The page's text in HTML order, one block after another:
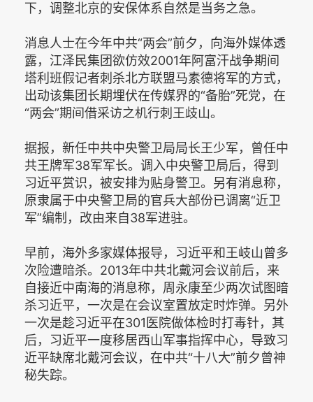
下，调整北京的安保体系自然是当务之急。
消息人士在今年中共“两会”前夕，向海外媒体透
露，江泽民集团欲仿效2001年阿富汗战争期间
塔利班假记者刺杀北方联盟马素德将军的方式，
出动该集团长期埋伏在传媒界的“备胎”死党，在
“两会”期间借采访之机行刺王歧山。
据报，新任中共中央警卫局局长王少军，曾任中
共王牌军38军军长。调入中央警卫局后，得到
习近平赏识，被安排为贴身警卫。另有消息称，
原隶属于中央警卫局的官兵大部份已调离“近卫
军”编制，改由来自38军进驻。
早前，海外多家媒体报导，习近平和王岐山曾多
次险遭暗杀。2013年中共北戴河会议前后，来
自接近中南海的消息称，周永康至少两次试图暗
杀习近平，一次是在会议室置放定时炸弹。另外
一次是趁习近平在301医院做体检时打毒针，其
后，习近平一度移居西山军事指挥中心，导致习
近平缺席北戴河会议，在中共“十八大”前夕曾神
秘失踪。